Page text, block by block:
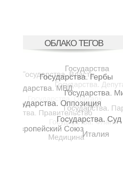
ОБЛАКО ТЕГОВ